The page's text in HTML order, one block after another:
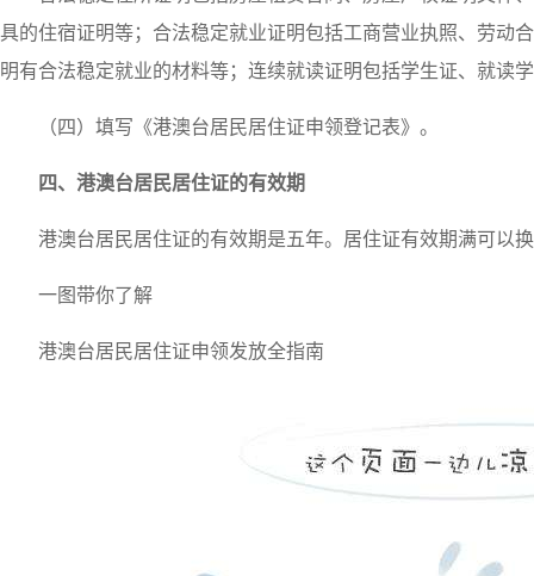
具的住宿证明等；合法稳定就业证明包括工商营业执照、劳动
明有合法稳定就业的材料等；连续就读证明包括学生证、就读
（四）填写《港澳台居民居住证申领登记表》。
四、港澳台居民居住证的有效期
港澳台居民居住证的有效期是五年。居住证有效期满可以
一图带你了解
港澳台居民居住证申领发放全指南